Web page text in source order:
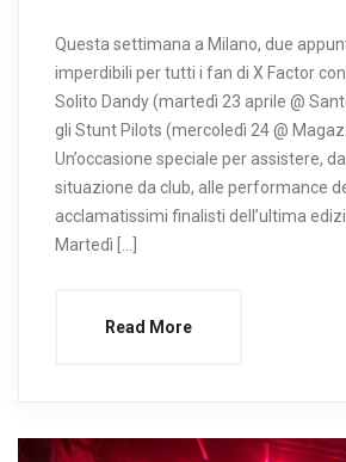
Questa settimana a Milano, due
imperdibili per tutti i fan di X Factor con
Solito Dandy (martedì 23 aprile @
gli Stunt Pilots (mercoledì 24 @
Un’occasione speciale per assistere,
situazione da club, alle performance
acclamatissimi finalisti dell’ultima
Martedì […]
Read More